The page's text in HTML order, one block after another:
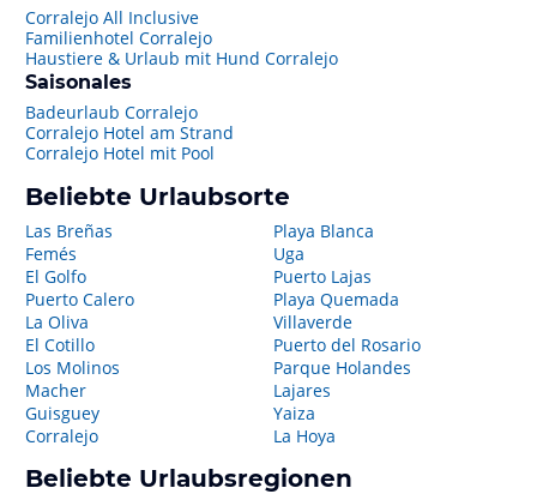
Corralejo All Inclusive
Familienhotel Corralejo
Haustiere & Urlaub mit Hund Corralejo
Saisonales
Badeurlaub Corralejo
Corralejo Hotel am Strand
Corralejo Hotel mit Pool
Beliebte Urlaubsorte
Las Breñas
Femés
El Golfo
Puerto Calero
La Oliva
El Cotillo
Los Molinos
Macher
Guisguey
Corralejo
Playa Blanca
Uga
Puerto Lajas
Playa Quemada
Villaverde
Puerto del Rosario
Parque Holandes
Lajares
Yaiza
La Hoya
Beliebte Urlaubsregionen